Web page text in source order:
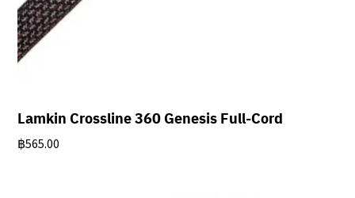
Lamkin Crossline 360 Genesis Full-Cord
฿565.00